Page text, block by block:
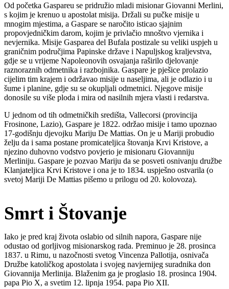
Od početka Gaspareu se pridružio mladi misionar Giovanni Merlini,
s kojim je krenuo u apostolat misija. Držali su pučke misije u
mnogim mjestima, a Gaspare se naročito isticao sjajnim
propovjedničkim darom, kojim je privlačio mnoštvo vjernika i
nevjernika. Misije Gasparea del Bufala postizale su veliki uspjeh u
graničnim područjima Papinske države i Napuljskog kraljevstva,
gdje se u vrijeme Napoleonovih osvajanja raširilo djelovanje
raznoraznih odmetnika i razbojnika. Gaspare je pješice prolazio
cijelim tim krajem i održavao misije u naseljima, ali je odlazio i u
šume i planine, gdje su se okupljali odmetnici. Njegove misije
donosile su više ploda i mira od nasilnih mjera vlasti i redarstva.
U jednom od tih odmetničkih središta, Vallecorsi (provincija
Frosinone, Lazio), Gaspare je 1822. održao misije i tamo upoznao
17-godišnju djevojku Mariju De Mattias. On je u Mariji probudio
želju da i sama postane promicateljica štovanja Krvi Kristove, a
njezino duhovno vodstvo povjerio je misionaru Giovanniju
Merliniju. Gaspare je pozvao Mariju da se posveti osnivanju družbe
Klanjateljica Krvi Kristove i ona je to 1834. uspješno ostvarila (o
svetoj Mariji De Mattias pišemo u prilogu od 20. kolovoza).
Smrt i Štovanje
Iako je pred kraj života oslabio od silnih napora, Gaspare nije
odustao od gorljivog misionarskog rada. Preminuo je 28. prosinca
1837. u Rimu, u nazočnosti svetog Vincenza Pallotija, osnivača
Družbe katoličkog apostolata i svojeg navjernijeg suradnika don
Giovannija Merlinija. Blaženim ga je proglasio 18. prosinca 1904.
papa Pio X, a svetim 12. lipnja 1954. papa Pio XII.